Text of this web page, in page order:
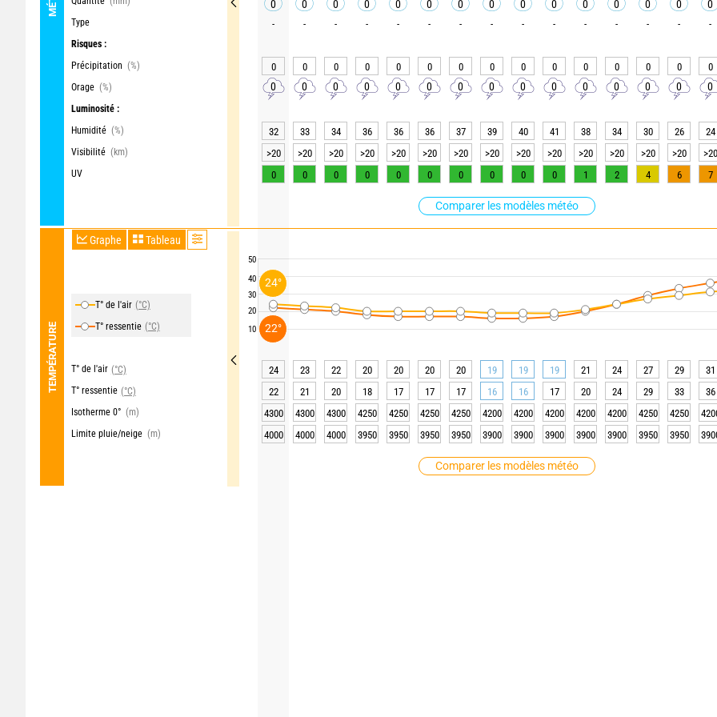
Type
Risques :
Précipitation (%)
Orage (%)
Luminosité :
Humidité (%)
Visibilité (km)
UV
Comparer les modèles météo
TEMPÉRATURE
Graphe Tableau
T° de l'air (°C)
T° ressentie (°C)
T° de l'air (°C)
T° ressentie (°C)
Isotherme 0° (m)
Limite pluie/neige (m)
Comparer les modèles météo
50
40
30
20
10
0 0 0 0 0 0 0 0 0 0 0 0 0 0 0
- - - - - - - - - - - - - - -
0 0 0 0 0 0 0 0 0 0 0 0 0 0 0
0 0 0 0 0 0 0 0 0 0 0 0 0 0 0
32 33 34 36 36 36 37 39 40 41 38 34 30 26 24
>20
>20 >20 >20 >20 >20 >20 >20 >20 >20 >20 >20 >20 >20 >20
0
0 0 0 0 0 0 0 0 0 1 2 4 6 7
24 23 22 20 20 20 20 19 19 19 21 24 27 29 31
22
21 20 18 17 17 17 16 16 17 20 24 29 33 36
4300
4300 4300 4250 4250 4250 4250 4200 4200 4200 4200 4200 4250 4250
4000
4000 4000 3950 3950 3950 3950 3900 3900 3900 3900 3900 3950 3950
24°
22°